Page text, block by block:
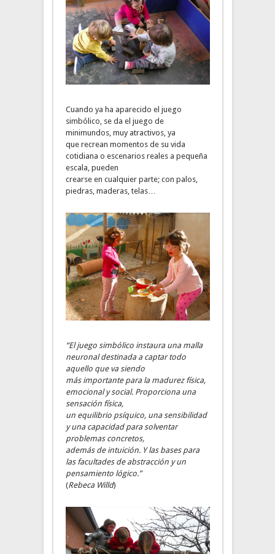
Cuando ya ha aparecido el juego
simbólico, se da el juego de
minimundos, muy atractivos, ya
que recrean momentos de su vida
cotidiana o escenarios reales a pequeña
escala, pueden
crearse en cualquier parte; con palos,
piedras, maderas, telas…
“El juego simbólico instaura una malla
neuronal destinada a captar todo
aquello que va siendo
más importante para la madurez física,
emocional y social. Proporciona una
sensación física,
un equilibrio psíquico, una sensibilidad
y una capacidad para solventar
problemas concretos,
además de intuición. Y las bases para
las facultades de abstracción y un
pensamiento lógico.”
(Rebeca Willd)